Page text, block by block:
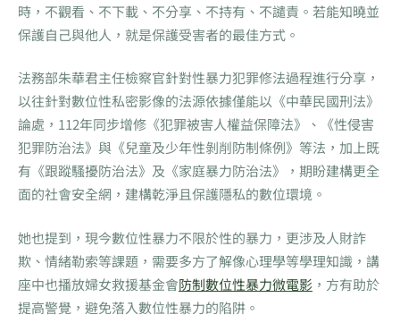
時，不觀看、不下載、不分享、不持有、不譴責。若能知曉並
保護自己與他人，就是保護受害者的最佳方式。
法務部朱華君主任檢察官針對性暴力犯罪修法過程進行分享，
以往針對數位性私密影像的法源依據僅能以《中華民國刑法》
論處，112年同步增修《犯罪被害人權益保障法》、《性侵害
犯罪防治法》與《兒童及少年性剝削防制條例》等法，加上既
有《跟蹤騷擾防治法》及《家庭暴力防治法》，期盼建構更全
面的社會安全網，建構乾淨且保護隱私的數位環境。
她也提到，現今數位性暴力不限於性的暴力，更涉及人財詐
欺、情緒勒索等課題，需要多方了解像心理學等學理知識，講
座中也播放婦女救援基金會防制數位性暴力微電影 ，方有助於
提高警覺，避免落入數位性暴力的陷阱。